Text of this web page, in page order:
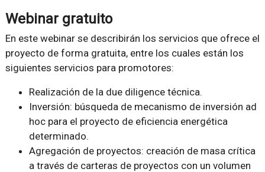
Webinar gratuito
En este webinar se describirán los servicios que ofrece el
proyecto de forma gratuita, entre los cuales están los
siguientes servicios para promotores:
Realización de la due diligence técnica.
Inversión: búsqueda de mecanismo de inversión ad
hoc para el proyecto de eficiencia energética
determinado.
Agregación de proyectos: creación de masa crítica
a través de carteras de proyectos con un volumen